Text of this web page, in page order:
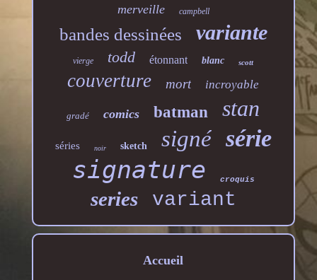
merveille campbell
bandes dessinées variante
vierge todd étonnant blanc scott
couverture mort incroyable
gradé comics batman stan
séries noir sketch signé série
signature croquis
series variant
Accueil